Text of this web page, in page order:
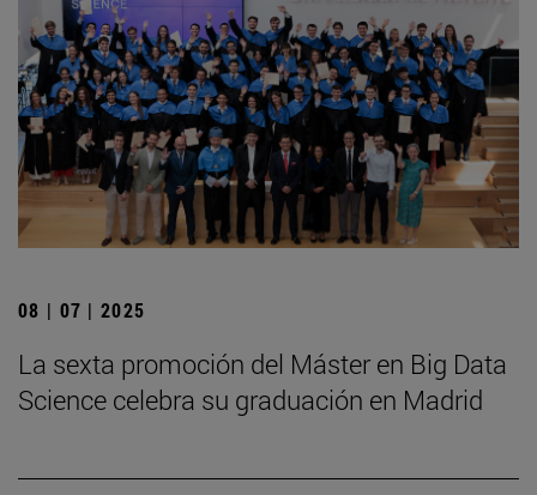
08 | 07 | 2025
La sexta promoción del Máster en Big Data
Science celebra su graduación en Madrid